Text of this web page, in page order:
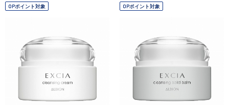
OPポイント対象 OPポイント対象